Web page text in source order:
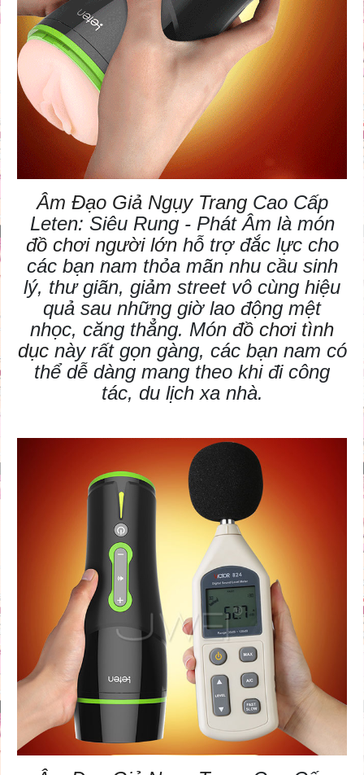
Âm Đạo Giả Ngụy TrangCao Cấp
Leten: Siêu Rung - Phát Âm là món
đồ chơi người lớnhỗ trợ đắc lực cho
các bạn nam thỏa mãn nhu cầu sinh
lý, thư giãn, giảm street vô cùng hiệu
quả sau những giờ lao động mệt
nhọc, căng thẳng. Món đồ chơi tình
dụcnày rất gọn gàng, các bạn nam có
thể dễ dàng mang theo khi đi công
tác, du lịch xa nhà.